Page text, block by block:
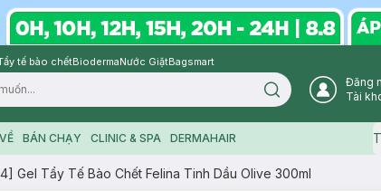
tế bào chếtBiodermaNước GiặtBagsmart
Search icon
Đăng
Tài
BÁN CHẠY CLINIC & SPA DERMAHAIR
Gel Tẩy Tế Bào Chết Felina Tinh Dầu Olive 300ml